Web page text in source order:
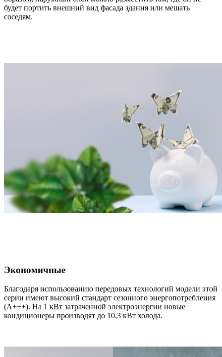
будет портить внешний вид фасада здания или мешать
соседям.
Экономичные
Благодаря использованию передовых технологий модели этой
серии имеют высокий стандарт сезонного энергопотребления
(А+++). На 1 кВт затраченной электроэнергии новые
кондиционеры производят до 10,3 кВт холода.